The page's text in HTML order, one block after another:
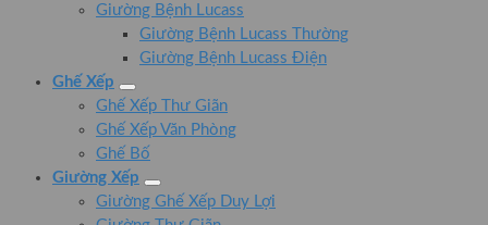
Giường Bệnh Lucass
Giường Bệnh Lucass Thường
Giường Bệnh Lucass Điện
Ghế Xếp
Ghế Xếp Thư Giãn
Ghế Xếp Văn Phòng
Ghế Bố
Giường Xếp
Giường Ghế Xếp Duy Lợi